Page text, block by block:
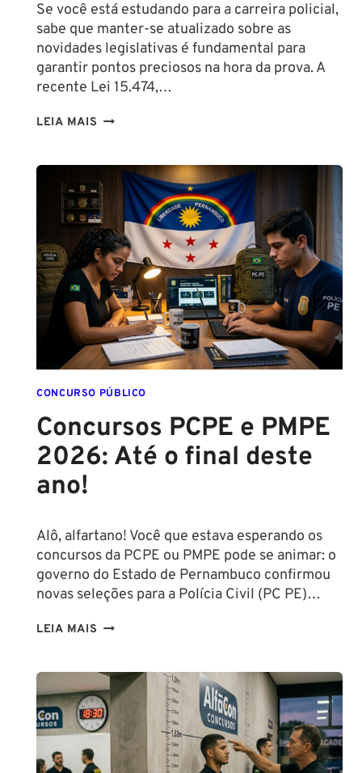
Se você está estudando para a carreira policial,
sabe que manter-se atualizado sobre as
novidades legislativas é fundamental para
garantir pontos preciosos na hora da prova. A
recente Lei 15.474,…
LEIA MAIS LIBERAÇÃO
DE
PIMENTA
PARA
MULHERES
CONCURSO PÚBLICO
Concursos PCPE e PMPE
2026: Até o final deste
ano!
Alô, alfartano! Você que estava esperando os
concursos da PCPE ou PMPE pode se animar: o
governo do Estado de Pernambuco confirmou
novas seleções para a Polícia Civil (PC PE)…
LEIA MAIS CONCURSOS
PMPE
2026:
ATÉ
FINAL